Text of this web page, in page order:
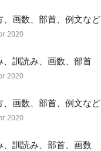
、画数、部首、例文など
2020
、訓読み、画数、部首
2020
、画数、部首、例文など
2020
、訓読み、部首、画数